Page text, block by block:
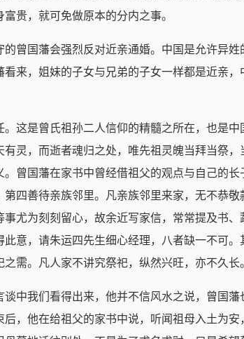
贵，就可免做原本的分内之事。
曾国藩会强烈反对近亲通婚。中国是允许异
来，姐妹的子女与兄弟的子女一样都是近亲
这是曾氏祖孙二人信仰的精髓之所在，也是中
灵，而逝者魂归之处，唯先祖灵魄当拜当祭
曾国藩在家书中曾经借祖父的观点与自己的
四善待亲族邻里。凡亲族邻里来家，无不恭
尤为刻刻留心，故余近写家信，常常提及书
意，请朱运四先生细心经理，八者缺一不可
需。凡人家不讲究祭祀，纵然兴旺，亦不久长
中我们看得出来，他并不信风水之说，曾国
，他在给祖父的家书中说，听闻祖母入土为